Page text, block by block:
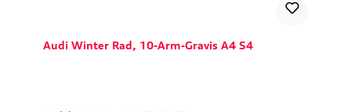
Audi Winter Rad, 10-Arm-Gravis A4 S4